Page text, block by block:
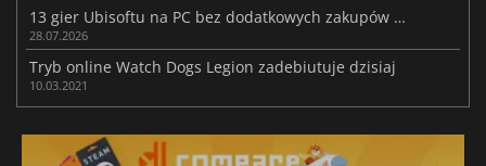
13 gier Ubisoftu na PC bez dodatkowych zakupów dla graczy Xbox
28.07.2026
Tryb online Watch Dogs Legion zadebiutuje dzisiaj
10.03.2021